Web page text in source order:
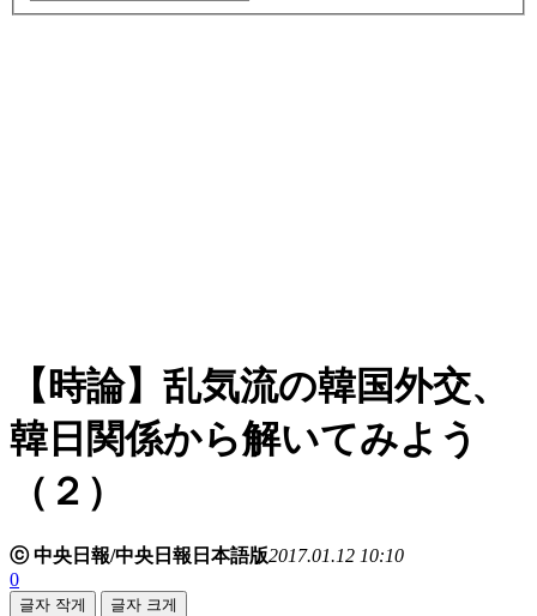
【時論】乱気流の韓国外交、
韓日関係から解いてみよう
（２）
ⓒ 中央日報/中央日報日本語版2017.01.12 10:10
0
글자 작게 글자 크게